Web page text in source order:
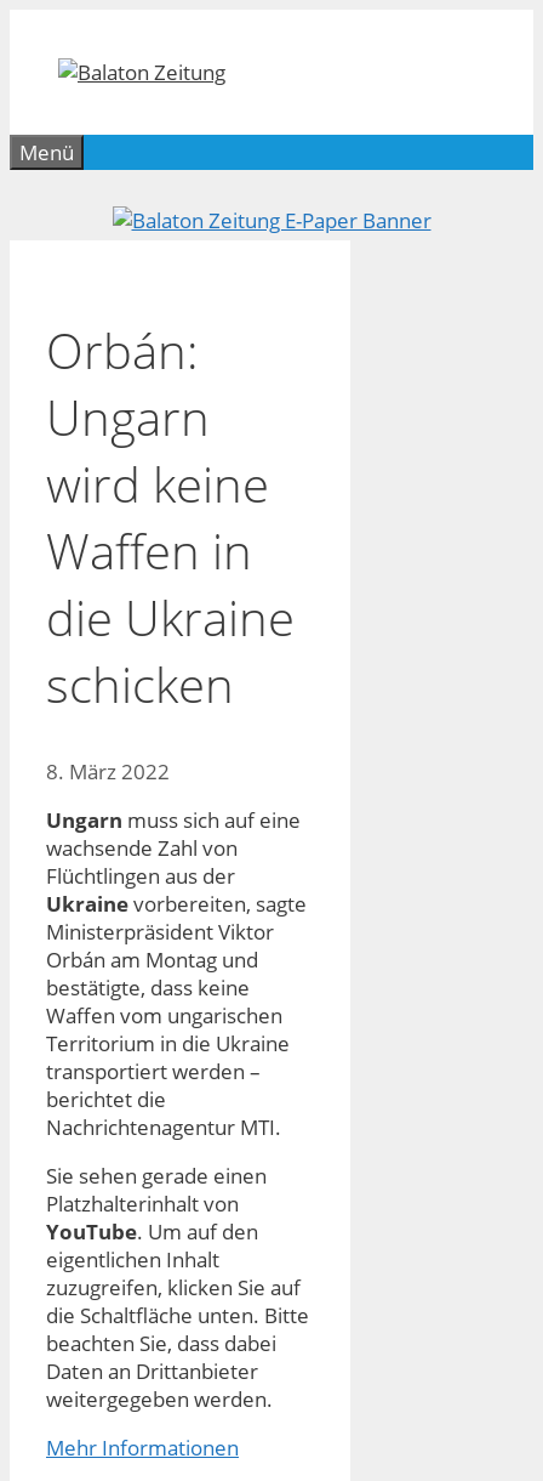
springen
Menü
Orbán:
Ungarn
wird keine
Waffen in
die Ukraine
schicken
8. März 2022
Ungarn muss sich auf eine
wachsende Zahl von
Flüchtlingen aus der
Ukrainevorbereiten, sagte
Ministerpräsident Viktor
Orbán am Montag und
bestätigte, dass keine
Waffen vom ungarischen
Territorium in die Ukraine
transportiert werden –
berichtet die
Nachrichtenagentur MTI.
Sie sehen gerade einen
Platzhalterinhalt von
YouTube. Um auf den
eigentlichen Inhalt
zuzugreifen, klicken Sie auf
die Schaltfläche unten. Bitte
beachten Sie, dass dabei
Daten an Drittanbieter
weitergegeben werden.
Mehr Informationen